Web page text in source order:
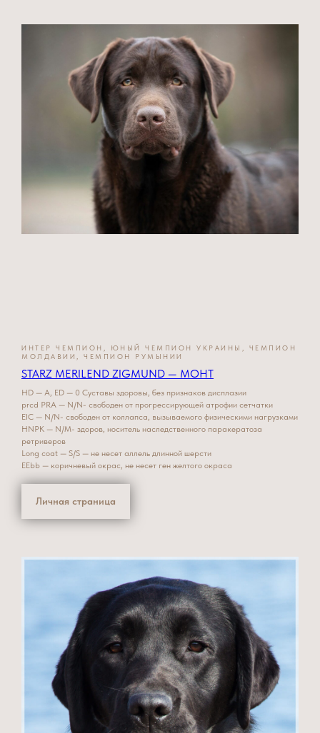
ИНТЕР ЧЕМПИОН, ЮНЫЙ ЧЕМПИОН УКРАИНЫ, ЧЕМПИОН
МОЛДАВИИ, ЧЕМПИОН РУМЫНИИ
STARZ MERILEND ZIGMUND — МОНТ
HD — A, ED — 0 Суставы здоровы, без признаков дисплазии
prcd PRA — N/N- свободен от прогрессирующей атрофии сетчатки
EIC — N/N- свободен от коллапса, вызываемого физическими нагрузками
HNPK — N/M- здоров, носитель наследственного паракератоза
ретриверов
Long coat — S/S — не несет аллель длинной шерсти
EEbb — коричневый окрас, не несет ген желтого окраса
Личная страница